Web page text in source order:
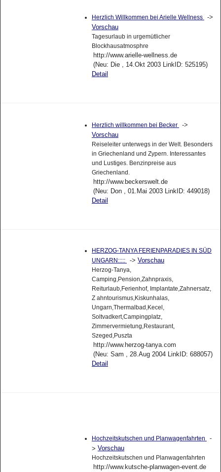
Herzlich Willkommen bei Arielle Wellness
->
Vorschau
Tagesurlaub in urgemütlicher
Blockhausatmosphre
http://www.arielle-wellness.de
(Neu: Die , 14.Okt 2003 LinkID: 525195)
Detail
Herzlich willkommen bei Becker
->
Vorschau
Reiseleiter unterwegs in der Welt. Besonders
in Griechenland und Zypern. Interessantes
und Lustiges. Benzinpreise aus
Griechenland.
http://www.beckerswelt.de
(Neu: Don , 01.Mai 2003 LinkID: 449018)
Detail
HERZOG-TANYA FERIENPARADIES IN SÜD
UNGARN:::::
-> Vorschau
Herzog-Tanya,
Camping,Pension,Zahnpraxis,
Reiturlaub,Ferienhof, Implantate,Zahnersatz,
Z ahntourismus,Kiskunhalas,
Ungarn,Thermalbad,Kecel,
Soltvadkert,Campingplatz,
Zimmervermietung,Restaurant,
Szeged,Puszta
http://www.herzog-tanya.com
(Neu: Sam , 28.Aug 2004 LinkID: 688057)
Detail
Hochzeitskutschen und Planwagenfahrten -
> Vorschau
Hochzeitskutschen und Planwagenfahrten
http://www.kutsche-planwagen-event.de